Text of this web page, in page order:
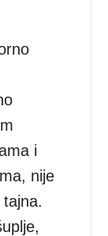
i
nije